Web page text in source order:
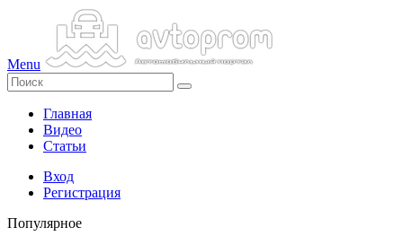
Menu
Главная
Видео
Статьи
Вход
Регистрация
Популярное